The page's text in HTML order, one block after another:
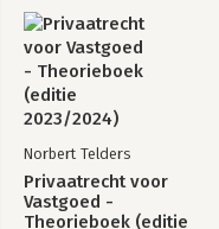
Norbert Telders
Privaatrecht voor
Vastgoed -
Theorieboek (editie